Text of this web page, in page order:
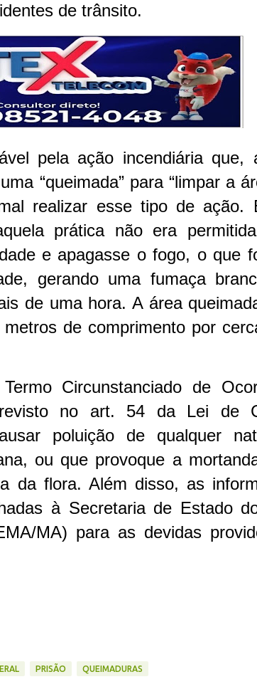
de trânsito.
pela ação incendiária que,
“queimada” para “limpar a
realizar esse tipo de ação.
prática não era
e apagasse o fogo, o que
gerando uma fumaça
de uma hora. A área
de comprimento por
Circunstanciado de
no art. 54 da Lei de
poluição de qualquer
ou que provoque a
da flora. Além disso, as
à Secretaria de Estado
MA) para as devidas
PRISÃO QUEIMADURAS